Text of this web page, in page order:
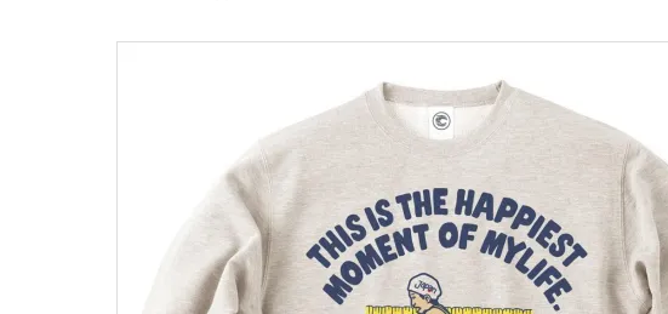
キャンベル料理長 湘南のわんこディオゴくん